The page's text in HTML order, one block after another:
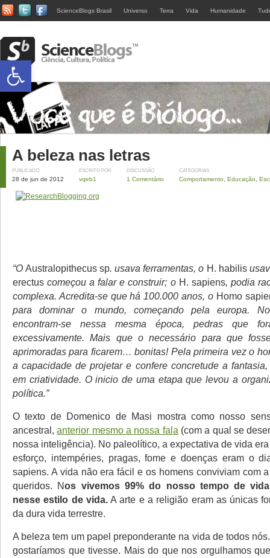
ScienceBlogs Brasil Universo Terra Vida Humanidade
A beleza nas letras
PUBLICADO
28 de jun de 2012
ESCRITO POR
vqeb1
DISCUSSÃO
1 Comentário
CATEGORIAS
Comportamento Educação
“OAustralopithecus sp. usava ferramentas, o H. habilis
erectus começou a falar e construir; o H. sapiens, podia
complexa. Acredita-se que há 100.000 anos, o Homo
para dominar o mundo, começando pela europa.
encontram-se nessa mesma época, pedras que
excessivamente. Mais que o necessário para que
aprimoradas para ficarem… bonitas! Pela primeira vez o
a capacidade de projetar e confere concretude a fantasia,
em criatividade. O inicio de uma etapa que levou a
política.”
O texto de Domenico de Masi mostra como nosso
ancestral,anterior mesmo a nossa fala (com a qual se
nossa inteligência). No paleolítico, a expectativa de vida
esforço, intempéries, pragas, fome e doenças eram o
sapiens. A vida não era fácil e os homens conviviam com
queridos. Nos vivemos 99% do nosso tempo de
nesse estilo de vida.A arte e a religião eram as únicas
da dura vida terrestre.
A beleza tem um papel preponderante na vida de todos
gostaríamos que tivesse. Mais do que nos orgulhamos
Abrir a barra de ferramentas